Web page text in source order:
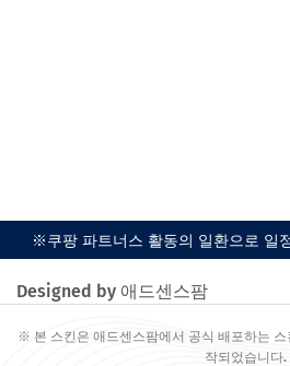
※쿠팡 파트너스 활동의 일환으로 일
Designed by 애드센스팜
※ 본 스킨은 애드센스팜에서 공식 배포하는 스
작되었습니다.